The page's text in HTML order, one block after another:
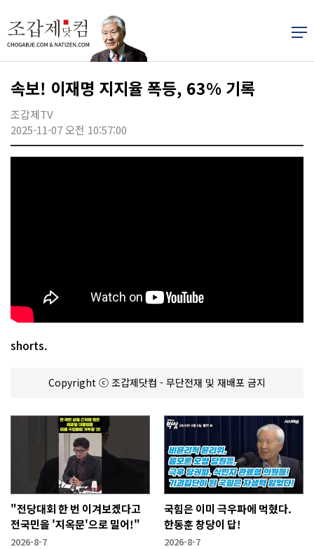
속보! 이재명 지지율 폭등, 63% 기록
조갑제TV
2025-11-07 오전 10:57:00
shorts.
Copyright ⓒ 조갑제닷컴 - 무단전재 및 재배포 금지
"전당대회 한 번 이겨보겠다고
전국민을 '지옥문'으로 밀어!"
2026-8-7
국힘은 이미 극우파에 먹혔다.
한동훈 창당이 답!
2026-8-7